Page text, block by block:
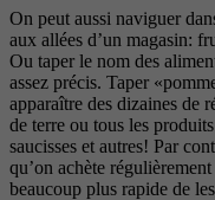
On peut aussi naviguer
aux allées d’un magasin:
Ou taper le nom des
assez précis. Taper
apparaître des dizaines de
de terre ou tous les
saucisses et autres! Par
qu’on achète
beaucoup plus rapide de